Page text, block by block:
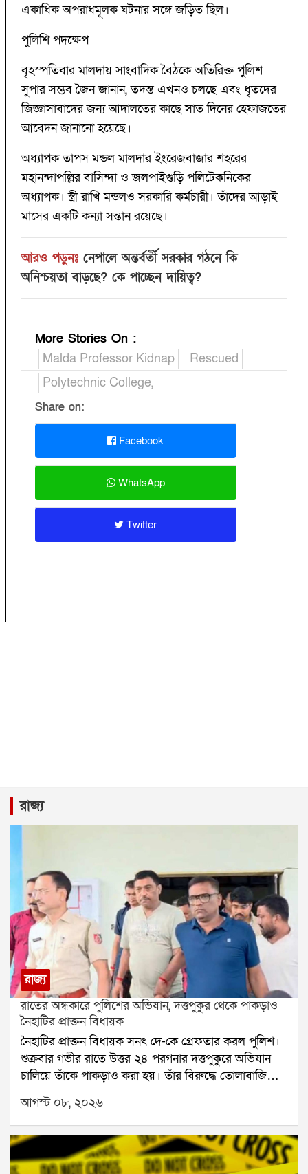
একাধিক অপরাধমূলক ঘটনার সঙ্গে জড়িত ছিল।
পুলিশি পদক্ষেপ
বৃহস্পতিবার মালদায় সাংবাদিক বৈঠকে অতিরিক্ত পুলিশ
সুপার সম্ভব জৈন জানান, তদন্ত এখনও চলছে এবং ধৃতদের
জিজ্ঞাসাবাদের জন্য আদালতের কাছে সাত দিনের হেফাজতের
আবেদন জানানো হয়েছে।
অধ্যাপক তাপস মন্ডল মালদার ইংরেজবাজার শহরের
মহানন্দাপল্লির বাসিন্দা ও জলপাইগুড়ি পলিটেকনিকের
অধ্যাপক। স্ত্রী রাখি মন্ডলও সরকারি কর্মচারী। তাঁদের আড়াই
মাসের একটি কন্যা সন্তান রয়েছে।
আরও পড়ুনঃ নেপালে অন্তর্বর্তী সরকার গঠনে কি
অনিশ্চয়তা বাড়ছে? কে পাচ্ছেন দায়িত্ব?
More Stories On :
Malda Professor Kidnap
Rescued
Polytechnic College,
Share on:
Facebook
WhatsApp
Twitter
রাজ্য
রাজ্য
রাতের অন্ধকারে পুলিশের অভিযান, দত্তপুকুর থেকে পাকড়াও
নৈহাটির প্রাক্তন বিধায়ক
নৈহাটির প্রাক্তন বিধায়ক সনৎ দে-কে গ্রেফতার করল পুলিশ।
শুক্রবার গভীর রাতে উত্তর ২৪ পরগনার দত্তপুকুরে অভিযান
চালিয়ে তাঁকে পাকড়াও করা হয়। তাঁর বিরুদ্ধে তোলাবাজি
এবং ভোট পরবর্তী হিংসার অভিযোগ রয়েছে বলে পুলিশ সূত্রে
জানা গিয়েছে। শনিবার তাঁকে বারাকপুর আদালতে তোলা
হবে।২০২৪ সালের উপনির্বাচনে নৈহাটি বিধানসভা কেন্দ্র
থেকে জয়ী হয়েছিলেন সনৎ দে। তবে তার আগে থেকেই তাঁর
বিরুদ্ধে একাধিক অভিযোগ উঠেছিল। স্থানীয় সূত্রে তাঁর
আগস্ট ০৮, ২০২৬